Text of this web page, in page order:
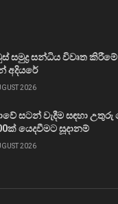
සමුද්‍ර සන්ධිය විවෘත
අදියරේ
2026
සටන් වැදීම සඳහා උතුරු
යෙදවීමට සූදානම්
2026